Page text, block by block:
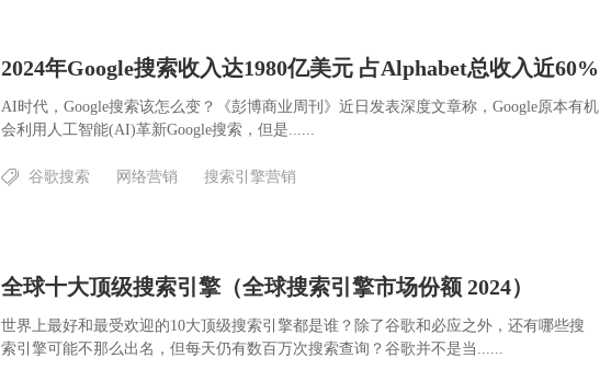
2024年Google搜索收入达1980亿美元 占Alphabet总收入近60%
AI时代，Google搜索该怎么变？《彭博商业周刊》近日发表深度文章称，Google原本有机
会利用人工智能(AI)革新Google搜索，但是......
谷歌搜索 网络营销 搜索引擎营销
全球十大顶级搜索引擎（全球搜索引擎市场份额 2024）
世界上最好和最受欢迎的10大顶级搜索引擎都是谁？除了谷歌和必应之外，还有哪些搜
索引擎可能不那么出名，但每天仍有数百万次搜索查询？谷歌并不是当......